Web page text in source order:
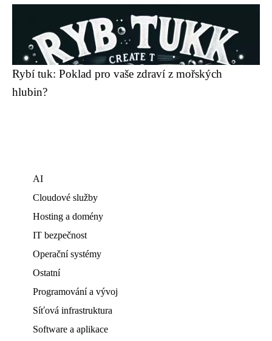
Rybí tuk: Poklad pro vaše zdraví z mořských
hlubin?
AI
Cloudové služby
Hosting a domény
IT bezpečnost
Operační systémy
Ostatní
Programování a vývoj
Síťová infrastruktura
Software a aplikace